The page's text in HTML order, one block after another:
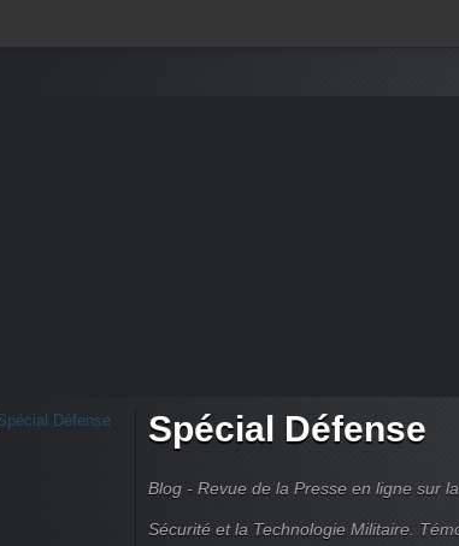
Spécial Défense
Blog - Revue de la Presse en ligne sur
Sécurité et la Technologie Militaire.